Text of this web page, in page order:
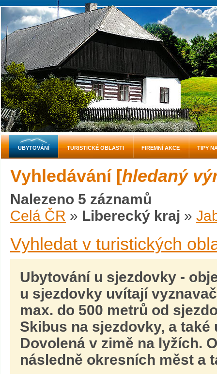
Vyhledávání [hledaný
Nalezeno 5 záznamů
Celá ČR » Liberecký kraj »
Vyhledat v turistických
Ubytování u sjezdovky -
u sjezdovky uvítají
max. do 500 metrů od
Skibus na sjezdovky, a
Dovolená v zimě na lyžích.
následně okresních měst
UBYTOVÁNÍ TURISTICKÉ OBLASTI FIREMNÍ AKCE TIPY